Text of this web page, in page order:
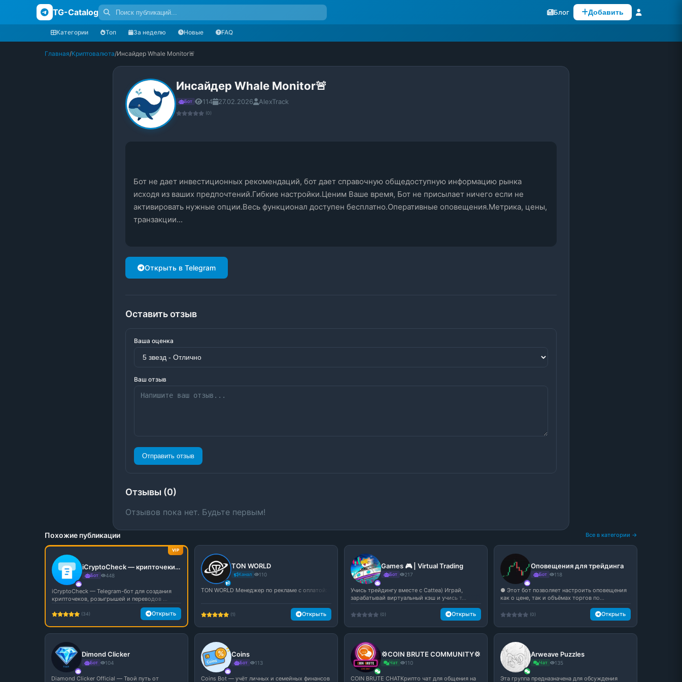
TG-Catalog Блог Добавить
Категории Топ За неделю Новые FAQ
Главная/Криптовалюта/Инсайдер Whale Monitor🚨
Инсайдер Whale Monitor🚨
Бот 114 27.02.2026 AlexTrack
(0)
Бот не дает инвестиционных рекомендаций, бот дает справочную общедоступную информацию рынка
исходя из ваших предпочтений.Гибкие настройки.Ценим Ваше время, Бот не присылает ничего если не
активировать нужные опции.Весь функционал доступен бесплатно.Оперативные оповещения.Метрика, цены,
транзакции...
Открыть в Telegram
Оставить отзыв
Ваша оценка
Ваш отзыв
Отправить отзыв
Отзывы (0)
Отзывов пока нет. Будьте первым!
Похожие публикации Все в категории →
VIP
iCryptoCheck — крипточеки, розыгрыши и переводы в Telegram
Бот 448
iCryptoCheck — Telegram-бот для создания
крипточеков, розыгрышей и переводов ...
(34) Открыть
TON WORLD
Канал 110
TON WORLD Менеджер по рекламе с оплатой:
(1) Открыть
Games 🎮 | Virtual Trading
Бот 217
Учись трейдингу вместе с Cattea) Играй,
зарабатывай виртуальный кэш и учись т...
(0) Открыть
Оповещения для трейдинга
Бот 118
● Этот бот позволяет настроить оповещения
как о цене, так и объёмах торгов по...
(0) Открыть
Dimond Clicker
Бот 104
Diamond Clicker Official — Твой путь от
Coins
Бот 113
Coins Bot — учёт личных и семейных финансов
💢COIN BRUTE COMMUNITY💢
Чат 110
COIN BRUTE CHATКрипто чат для общения на
Arweave Puzzles
Чат 135
Эта группа предназначена для обсуждения